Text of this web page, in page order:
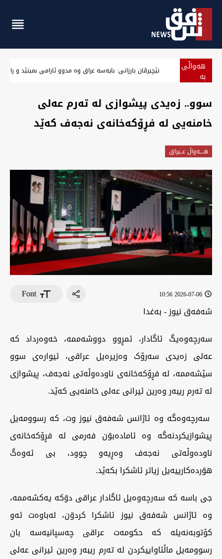
هەواڵی
بە نێچیرڤان بارزانی: بایەسە عراق وە مدوو ئارامی بمینێد و
سوو.. زەیدی پيشوازی لە تەرم عەلی
خامنەیی لە فڕۆکەخانەی نەجەف کەێد
هــــه‌واڵ عــیراق
2026-07-06 10:56
Font
شەفەق نیوز - بەغدا
سەرچەوەیگ ئاگادار، ئمڕوو دووشەممە، خەوەرداد کە
عەلی زەیدی سەرۆک وەزیرەیل عراقی، ئیوارەی سوو
سێشەممە، لە فڕۆکەخانەی ناودەوڵەتی نەجەف، پيشوازی
لە تەرم ريبەر وەرین ئيرانی عەلی خامنەیی کەێد.
سەرچەوەگە وە ئاژانس شەفەق نیوز وت، کە رسوومەیل
پیشوازیکردنەگە وە ئامادەبۊن فەرمی لە فڕۆکەخانەی
ناودەوڵەتی نەجەف وەڕیەو چوود، بی ئەوەگ
هۊردەکارییەیل زیاتر ئاشکرا بکەێد.
جی باسە کە سەرچەوەیل ئاگادار عراقی دۊکە یەکشەممە،
وە ئاژانس شەفەق نیوز ئاشکرا کردۊن، لەباوەت ئەو
کۆتوبەنەیلە کە حکومەت عراقی چەسپانیەسە بان
رسوومەیل ماڵئاواییکردن لە تەرم ریبەر وەرین ئیرانی عەلی